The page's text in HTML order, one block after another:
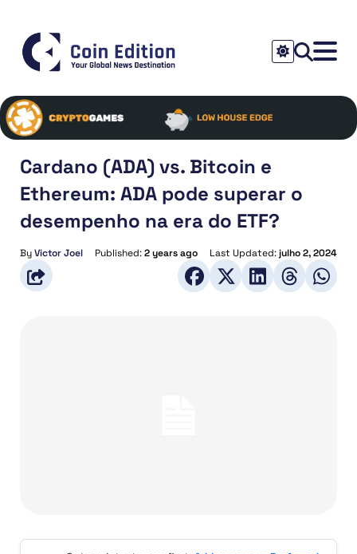
Cardano (ADA) vs. Bitcoin e
Ethereum: ADA pode superar o
desempenho na era do ETF?
ByVictor Joel Published:2 years ago Last Updated:julho 2, 2024